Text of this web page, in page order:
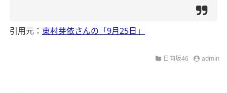
引用元： 東村芽依さんの「9月25日」
日向坂46 admin